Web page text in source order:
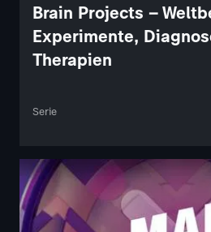
Brain Projects –
Experimente,
Therapien
Serie